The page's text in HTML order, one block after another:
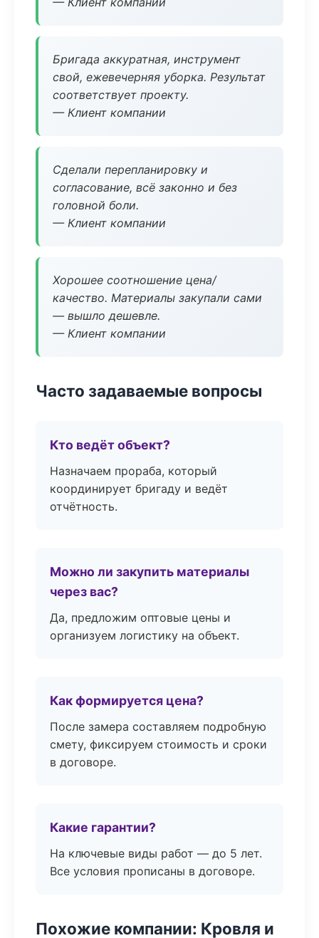
Бригада аккуратная, инструмент
свой, ежевечерняя уборка. Результат
соответствует проекту.
— Клиент компании
Сделали перепланировку и
согласование, всё законно и без
головной боли.
— Клиент компании
Хорошее соотношение цена/
качество. Материалы закупали сами
— вышло дешевле.
— Клиент компании
Часто задаваемые вопросы
Кто ведёт объект?
Назначаем прораба, который
координирует бригаду и ведёт
отчётность.
Можно ли закупить материалы
через вас?
Да, предложим оптовые цены и
организуем логистику на объект.
Как формируется цена?
После замера составляем подробную
смету, фиксируем стоимость и сроки
в договоре.
Какие гарантии?
На ключевые виды работ — до 5 лет.
Все условия прописаны в договоре.
Похожие компании: Кровля и